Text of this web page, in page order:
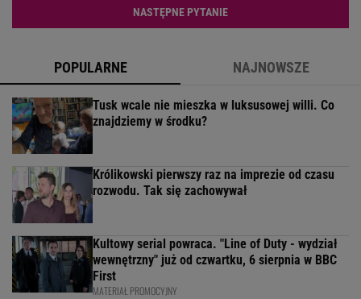
NASTĘPNE PYTANIE
POPULARNE NAJNOWSZE
Tusk wcale nie mieszka w luksusowej willi. Co
znajdziemy w środku?
Królikowski pierwszy raz na imprezie od czasu
rozwodu. Tak się zachowywał
Kultowy serial powraca. "Line of Duty - wydział
wewnętrzny" już od czwartku, 6 sierpnia w BBC
First
MATERIAŁ PROMOCYJNY